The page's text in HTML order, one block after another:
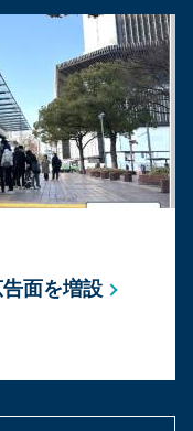
面を増設